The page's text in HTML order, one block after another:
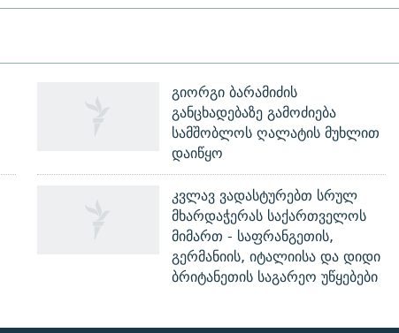
გიორგი ბარამიძის
განცხადებაზე გამოძიება
სამშობლოს ღალატის მუხლით
დაიწყო
კვლავ ვადასტურებთ სრულ
მხარდაჭერას საქართველოს
მიმართ - საფრანგეთის,
გერმანიის, იტალიისა და დიდი
ბრიტანეთის საგარეო უწყებები